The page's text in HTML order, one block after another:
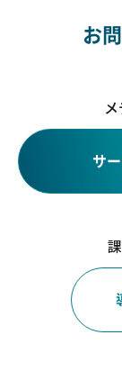
お
サ